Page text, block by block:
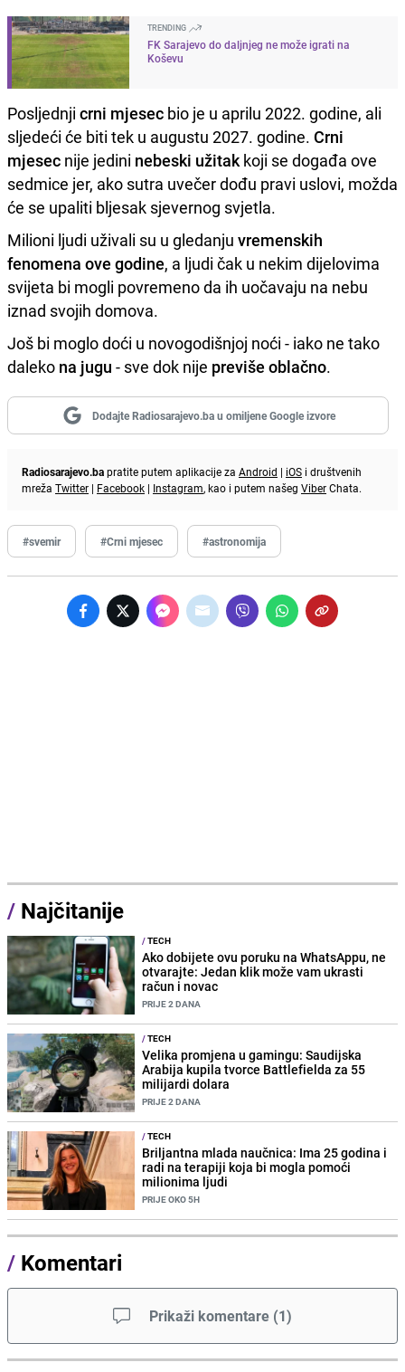
TRENDING
FK Sarajevo do daljnjeg ne može igrati na
Koševu
Posljednji crni mjesec bio je u aprilu 2022. godine, ali
sljedeći će biti tek u augustu 2027. godine. Crni
mjesec nije jedini nebeski užitak koji se događa ove
sedmice jer, ako sutra uvečer dođu pravi uslovi, možda
će se upaliti bljesak sjevernog svjetla.
Milioni ljudi uživali su u gledanju vremenskih
fenomena ove godine, a ljudi čak u nekim dijelovima
svijeta bi mogli povremeno da ih uočavaju na nebu
iznad svojih domova.
Još bi moglo doći u novogodišnjoj noći - iako ne tako
daleko na jugu - sve dok nije previše oblačno.
Dodajte Radiosarajevo.ba u omiljene Google izvore
Radiosarajevo.bapratite putem aplikacije za Android | iOS i društvenih
mreža Twitter | Facebook | Instagram, kao i putem našeg ViberChata.
#svemir #Crni mjesec #astronomija
/ Najčitanije
/TECH
Ako dobijete ovu poruku na WhatsAppu, ne
otvarajte: Jedan klik može vam ukrasti
račun i novac
PRIJE 2 DANA
/TECH
Velika promjena u gamingu: Saudijska
Arabija kupila tvorce Battlefielda za 55
milijardi dolara
PRIJE 2 DANA
/TECH
Briljantna mlada naučnica: Ima 25 godina i
radi na terapiji koja bi mogla pomoći
milionima ljudi
PRIJE OKO 5H
/ Komentari
Prikaži komentare (1)